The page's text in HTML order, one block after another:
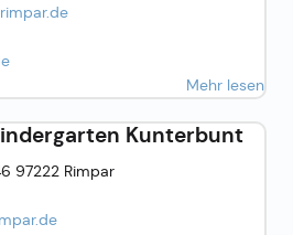
Mehr lesen
Kunterbunt
97222 Rimpar